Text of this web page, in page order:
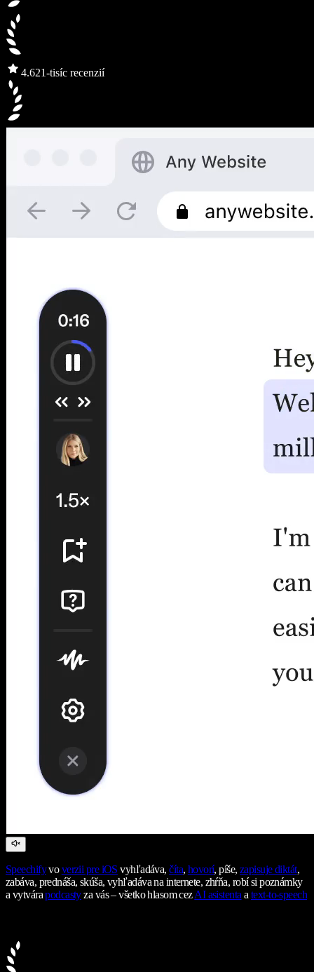
4.621-tisíc recenzií
Speechifyvoverzii pre iOS vyhľadáva,číta, hovorí, píše,zapisuje diktát,
zabáva, prednáša, skúša, vyhľadáva na internete, zhŕňa, robí si poznámky
a vytvárapodcastyza vás – všetko hlasom cezAI asistentaatext-to-speech